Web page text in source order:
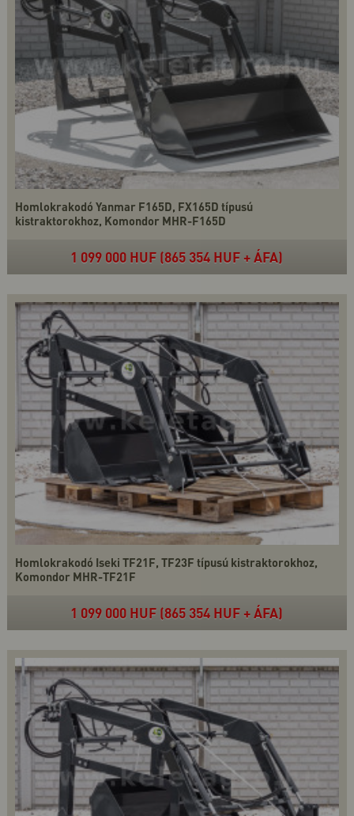
Homlokrakodó Yanmar F165D, FX165D típusú
kistraktorokhoz, Komondor MHR-F165D
1 099 000 HUF (865 354 HUF + ÁFA)
Homlokrakodó Iseki TF21F, TF23F típusú kistraktorokhoz,
Komondor MHR-TF21F
1 099 000 HUF (865 354 HUF + ÁFA)